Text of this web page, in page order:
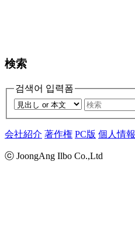
検索
검색어 입력폼
会社紹介 著作権 PC版 個人情報
ⓒ JoongAng Ilbo Co.,Ltd